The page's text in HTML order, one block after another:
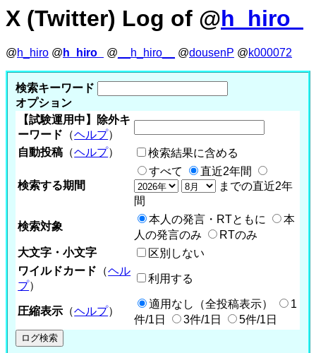
X (Twitter) Log of @h_hiro_
@h_hiro @ h_hiro_ @ __h_hiro__ @dousenP @k000072
検索キーワード
オプション
【試験運用中】除外キ
ーワード （ヘルプ）
自動投稿 （ヘルプ） 検索結果に含める
検索する期間
すべて
直近2年間
までの直近2年
間
検索対象
本人の発言・RTともに
本
人の発言のみ
RTのみ
大文字・小文字
区別しない
ワイルドカード （ヘル
プ）
利用する
圧縮表示 （ヘルプ）
適用なし（全投稿表示）
1
件/1日
3件/1日 5件/1日